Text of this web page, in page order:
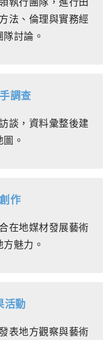
法、倫理與實務經
討論。
調查
談，資料彙整後建
。
作
在地媒材發展藝術
魅力。
活動
表地方觀察與藝術